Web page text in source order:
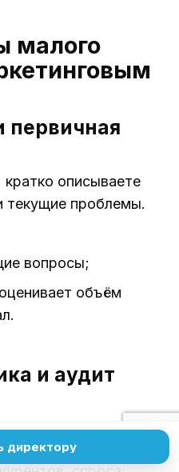
малого
первичная
кратко описываете
текущие проблемы.
вопросы;
объём
и аудит
кампаний;
директору